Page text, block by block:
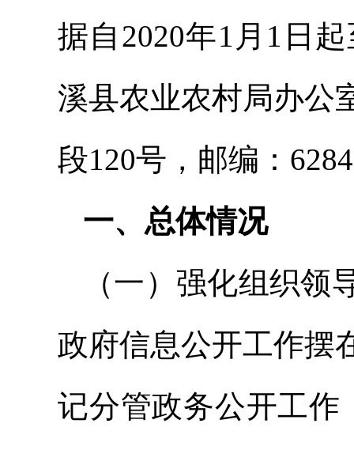
据自2020年1月1日
溪县农业农村局办公
段120号，邮编：
一、总体情况
（一）强化组织
政府信息公开工作摆
记分管政务公开工作